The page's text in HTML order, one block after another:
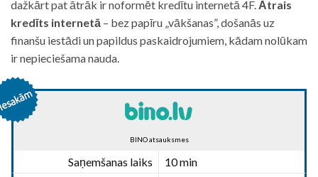
dažkārt pat ātrāk ir noformēt kredītu internetā 4F. Ātrais
kredīts internetā – bez papīru „vākšanas”, došanās uz
finanšu iestādi un papildus paskaidrojumiem, kādam nolūkam
ir nepieciešama nauda.
BINO atsauksmes
Saņemšanas laiks
10 min